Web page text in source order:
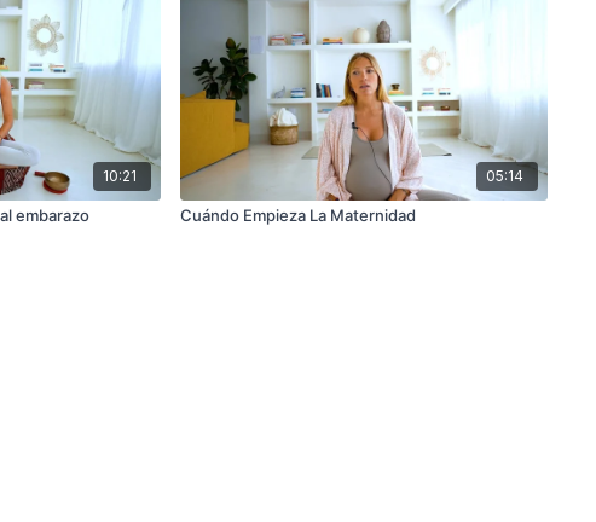
10:21
embarazo
05:14
Cuándo Empieza La Maternidad